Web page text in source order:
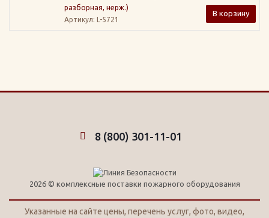
разборная, нерж.)
Артикул: L-5721
В корзину
8 (800) 301-11-01
2026 © комплексные поставки пожарного оборудования
Указанные на сайте цены, перечень услуг, фото, видео,